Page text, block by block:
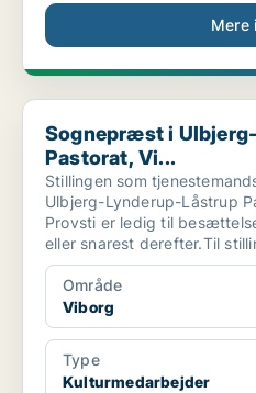
Mere
Sognepræst i Ulbjerg-
Sognepræst i
Pastorat, Vi...
Stillingen som
Ulbjerg-Lynderup-Låstrup
Provsti er ledig til
eller snarest derefter.Til
Område
Viborg
Type
Kulturmedarbejder